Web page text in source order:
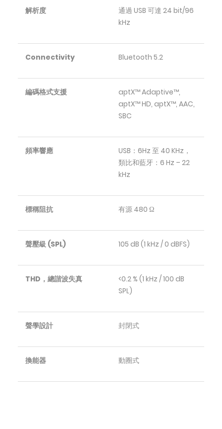
解析度
通過 USB 可達 24 bit/96
kHz
Connectivity Bluetooth 5.2
編碼格式支援
aptX™ Adaptive™,
aptX™ HD, aptX™, AAC,
SBC
頻率響應
USB：6Hz 至 40 KHz，
類比和藍牙：6 Hz – 22
kHz
標稱阻抗 有源 480 Ω
聲壓級 (SPL) 105 dB (1 kHz / 0 dBFS)
THD，總諧波失真
<0.2 % (1 kHz / 100 dB
SPL)
聲學設計 封閉式
換能器 動圈式